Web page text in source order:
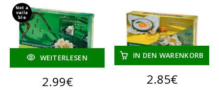
Not a
vaila
ble
WEITERLESEN
2.99€
IN DEN WARENKORB
2.85€